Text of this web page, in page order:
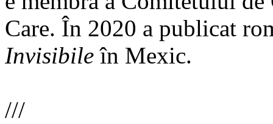
Care. În 2020 a publicat
Invisibile în Mexic.
///